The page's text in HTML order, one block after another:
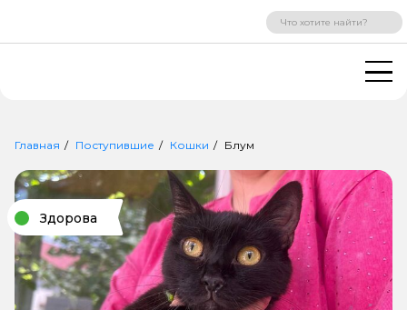
ВХОД РЕГИСТРАЦИЯ
Главная Поступившие Кошки Блум
Здорова